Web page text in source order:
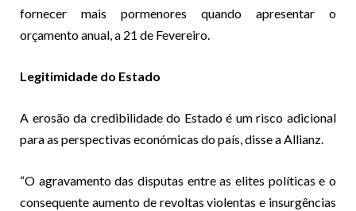
fornecer mais pormenores quando apresentar o
orçamento anual, a 21 de Fevereiro.
Legitimidade do Estado
A erosão da credibilidade do Estado é um risco adicional
para as perspectivas económicas do país, disse a Allianz.
“O agravamento das disputas entre as elites políticas e o
consequente aumento de revoltas violentas e insurgências